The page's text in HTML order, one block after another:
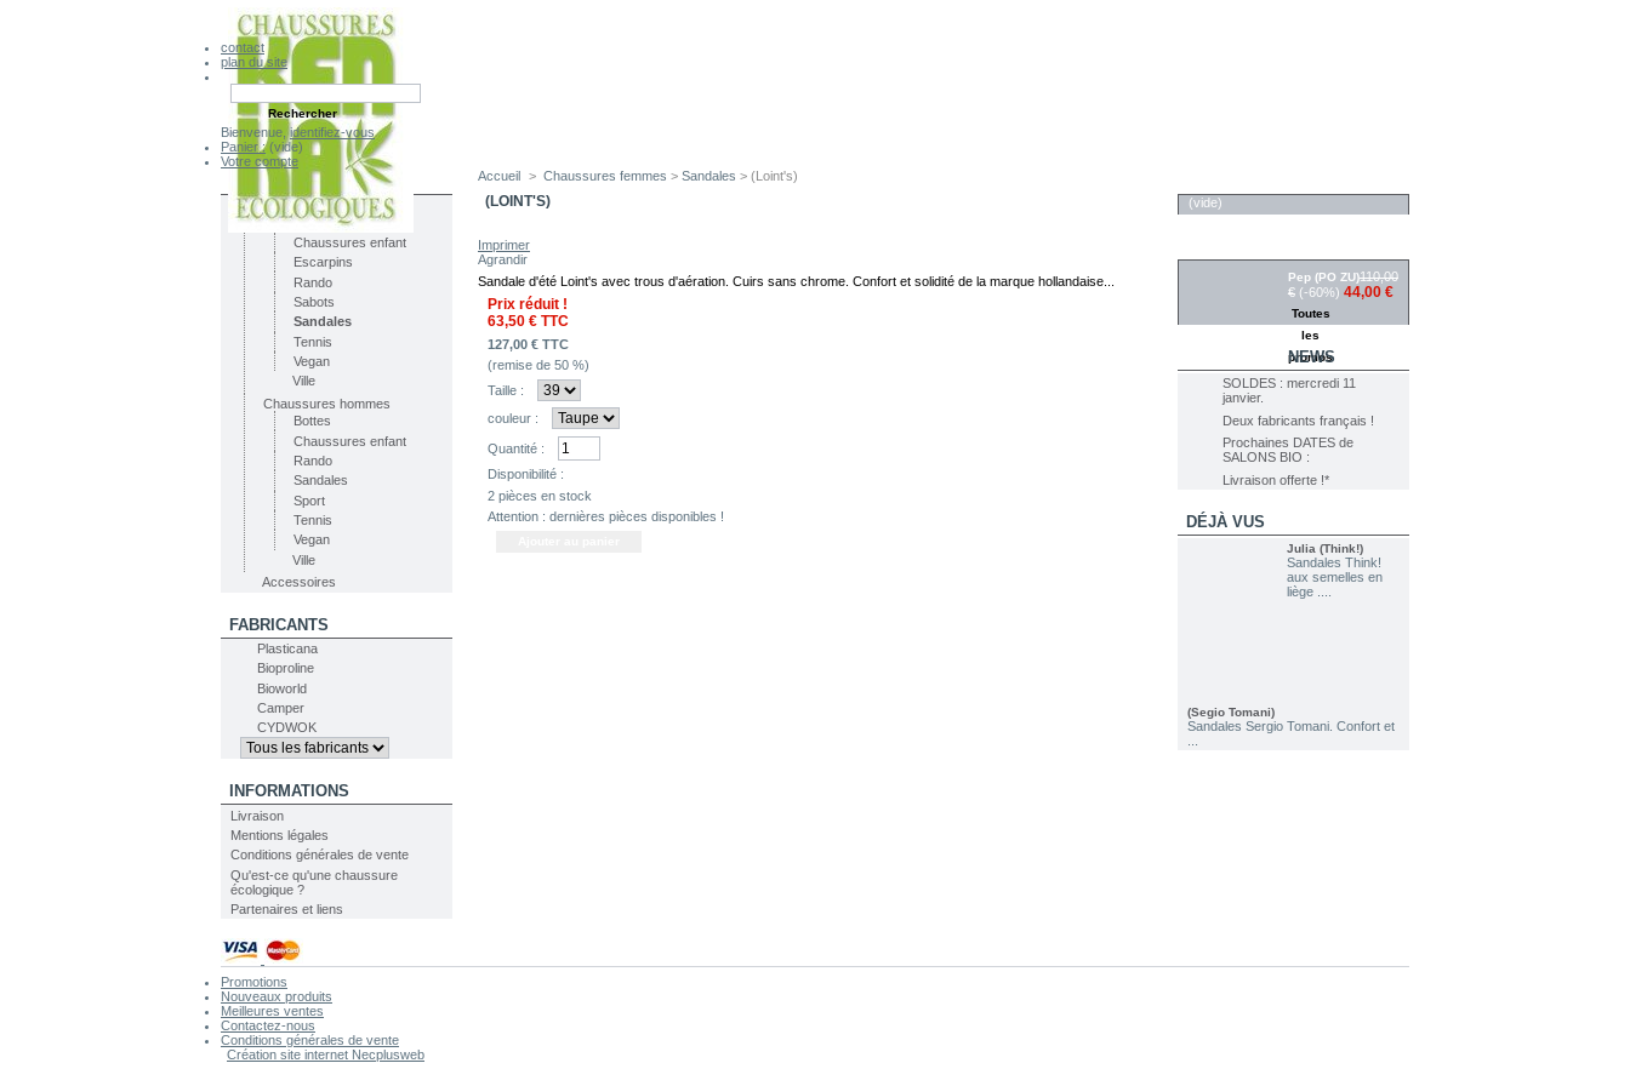
contact
plan du site
Bienvenue,identifiez-vous
Panier : (vide)
Votre compte
CATÉGORIES
Chaussures femmes
Bottes
Chaussures enfant
Escarpins
Rando
Sabots
Sandales
Tennis
Vegan
Ville
Chaussures hommes
Bottes
Chaussures enfant
Rando
Sandales
Sport
Tennis
Vegan
Ville
Accessoires
FABRICANTS
Plasticana
Bioproline
Bioworld
Camper
CYDWOK
INFORMATIONS
Livraison
Mentions légales
Conditions générales de vente
Qu'est-ce qu'une chaussure
écologique ?
Partenaires et liens
Accueil > Chaussures femmes >Sandales > (Loint's)
(LOINT'S)
Imprimer
Agrandir
Sandale d'été Loint's avec trous d'aération. Cuirs sans chrome. Confort et solidité de la marque hollandaise...
Prix réduit !
63,50 € TTC
127,00 €TTC
(remise de 50%)
Taille :
couleur :
Quantité :
Disponibilité :
2 pièces en stock
Attention : dernières pièces disponibles !
(vide)
Pep (PO ZU)110,00
€ (-60%) 44,00 €
Toutes
les
promos
NEWS
SOLDES : mercredi 11
janvier.
Deux fabricants français !
Prochaines DATES de
SALONS BIO :
Livraison offerte !*
DÉJÀ VUS
Julia (Think!)
Sandales Think!
aux semelles en
liège ....
(Segio Tomani)
Sandales Sergio Tomani. Confort et
Promotions
Nouveaux produits
Meilleures ventes
Contactez-nous
Conditions générales de vente
Création site internet Necplusweb